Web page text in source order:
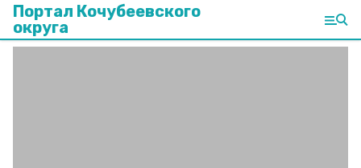
Портал Кочубеевского
округа